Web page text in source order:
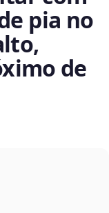
pia no
de